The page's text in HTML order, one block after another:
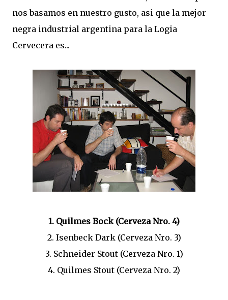
nos basamos en nuestro gusto, asi que la mejor
negra industrial argentina para la Logia
Cervecera es...
1. Quilmes Bock (Cerveza Nro. 4)
2. Isenbeck Dark (Cerveza Nro. 3)
3. Schneider Stout (Cerveza Nro. 1)
4. Quilmes Stout (Cerveza Nro. 2)